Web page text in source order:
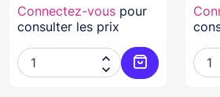
Connectez-vous pour
consulter les prix


Ajouter au